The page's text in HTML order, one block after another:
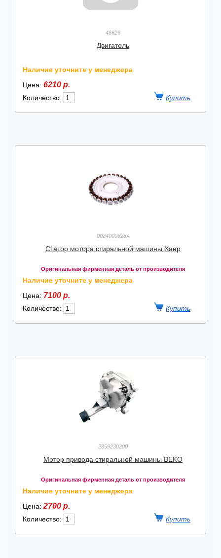
46626
Двигатель
Наличие уточните у менеджера
Цена: 6210 р.
Количество:
0024000328A
Статор мотора стиральной машины Хаер
Оригинальная фирменная деталь от производителя
Наличие уточните у менеджера
Цена: 7100 р.
Количество:
2859230200
Мотор привода стиральной машины BEKO
Оригинальная фирменная деталь от производителя
Наличие уточните у менеджера
Цена: 2700 р.
Количество: